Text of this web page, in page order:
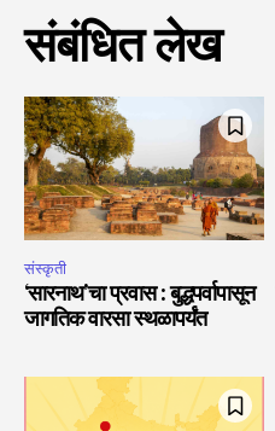
संबंधित लेख
संस्कृती
‘सारनाथ’चा प्रवास : बुद्धपर्वापासून
जागतिक वारसा स्थळापर्यंत